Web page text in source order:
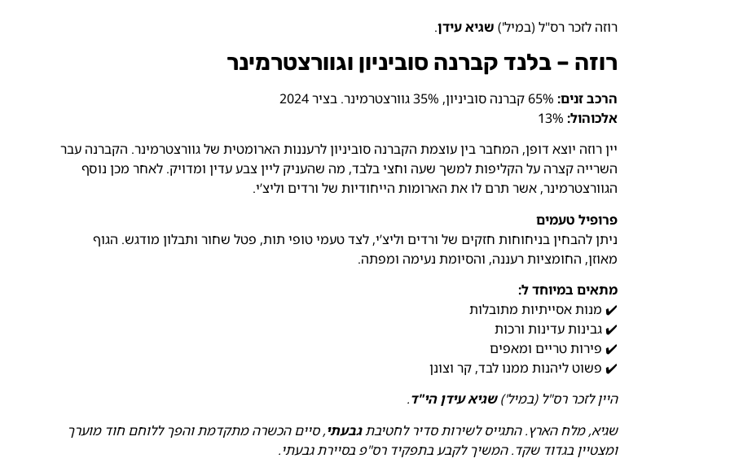
רוזה לזכר רס"ל (במיל') שגיא עידן.
רוזה – בלנד קברנה סוביניון וגוורצטרמינר
הרכב זנים:
אלכוהול:
יין רוזה יוצא דופן, המחבר בין עוצמת הקברנה סוביניון לרעננות הארומטית של גוורצטרמינר. הקברנה עבר
השרייה קצרה על הקליפות למשך שעה וחצי בלבד, מה שהעניק ליין צבע עדין ומדויק. לאחר מכן נוסף
הגוורצטרמינר, אשר תרם לו את הארומות הייחודיות של ורדים וליצ’י.
פרופיל טעמים
ניתן להבחין בניחוחות חזקים של ורדים וליצ’י, לצד טעמי טופי תות, פטל שחור ותבלון מודגש. הגוף
מאוזן, החומציות רעננה, והסיומת נעימה ומפתה.
מתאים במיוחד ל:
✔️ מנות אסייתיות מתובלות
✔️ גבינות עדינות ורכות
✔️ פירות טריים ומאפים
✔️ פשוט ליהנות ממנו לבד, קר וצונן
היין לזכר רס"ל (במיל')שגיא עידן הי"ד.
שגיא, מלח הארץ. התגייס לשירות סדיר לחטיבתגבעתי, סיים הכשרה מתקדמת והפך ללוחם חוד מוערך
ומצטיין בגדוד שקד. המשיך לקבע בתפקיד רס"פ בסיירת גבעתי.